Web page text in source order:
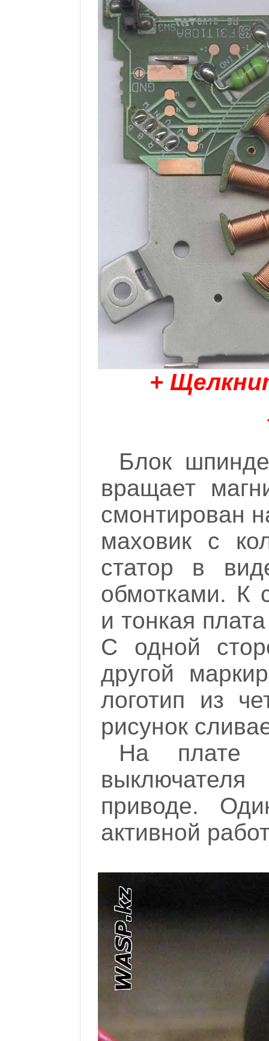
+
Блок
вращает
смонтирован
маховик с
статор в
обмотками. К
и тонкая
С одной
другой
логотип из
рисунок
На плате
приводе.
активной